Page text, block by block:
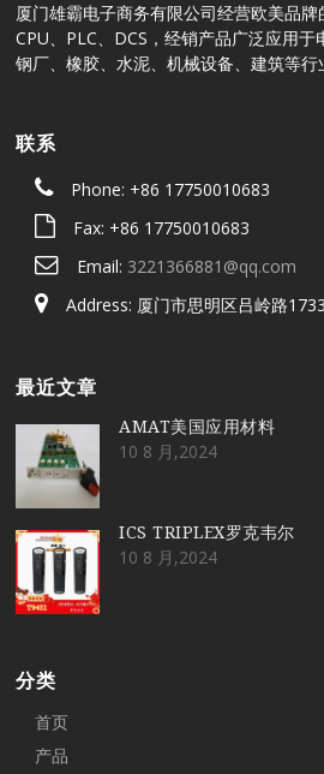
厦门雄霸电子商务有限公司经营欧美品牌
CPU、PLC、DCS，经销产品广泛应用于
钢厂、橡胶、水泥、机械设备、建筑等行
联系
Phone: +86 17750010683
Fax: +86 17750010683
Email: 3221366881@qq.com
Address: 厦门市思明区吕岭路
最近文章
AMAT美国应用材料
10 8 月,2024
ICS TRIPLEX罗克韦尔
10 8 月,2024
分类
首页
产品